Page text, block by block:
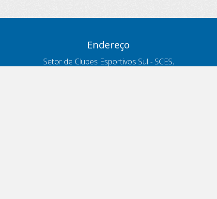
Endereço
Setor de Clubes Esportivos Sul - SCES,